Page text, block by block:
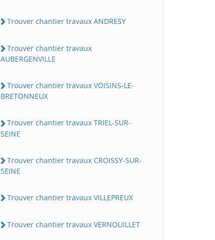
Trouver chantier travaux ANDRESY
Trouver chantier travaux
AUBERGENVILLE
Trouver chantier travaux VOISINS-LE-
BRETONNEUX
Trouver chantier travaux TRIEL-SUR-
SEINE
Trouver chantier travaux CROISSY-SUR-
SEINE
Trouver chantier travaux VILLEPREUX
Trouver chantier travaux VERNOUILLET